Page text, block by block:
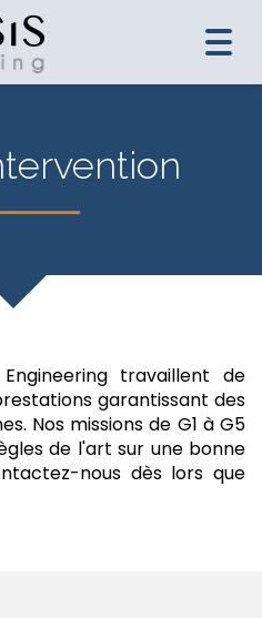
travaillent de
garantissant des
Nos missions de G1 à G5
de l'art sur une bonne
nous dès lors que